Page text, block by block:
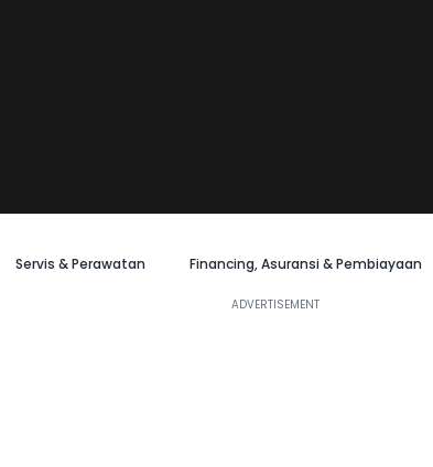
Servis & Perawatan Financing, Asuransi & Pembiayaan